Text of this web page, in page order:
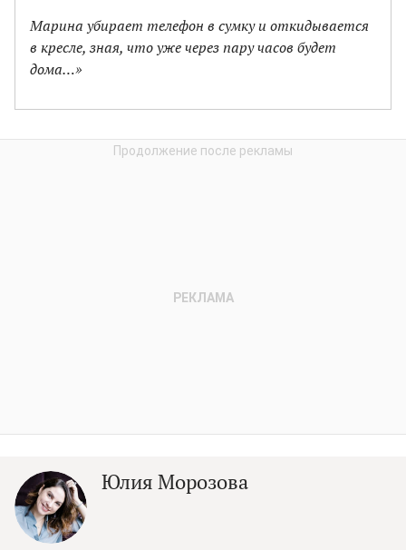
Марина убирает телефон в сумку и откидывается
в кресле, зная, что уже через пару часов будет
дома…»
Юлия Морозова